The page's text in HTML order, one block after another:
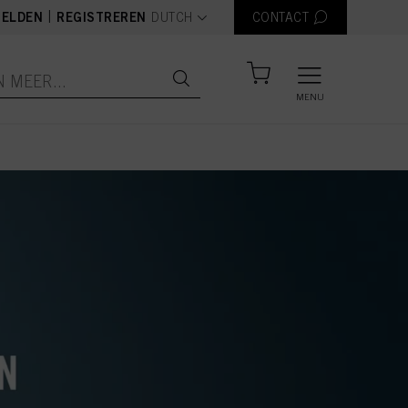
REGISTREREN text.language
DUTCH CONTACT
MENU